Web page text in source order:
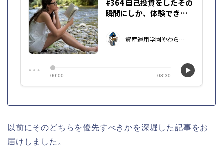
以前にそのどちらを優先すべきかを深堀した記事をお
届けしました。